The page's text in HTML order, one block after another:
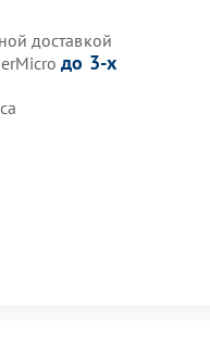
доставкой
до 3-х